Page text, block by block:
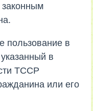
законным
пользование в
в
ТССР
или его